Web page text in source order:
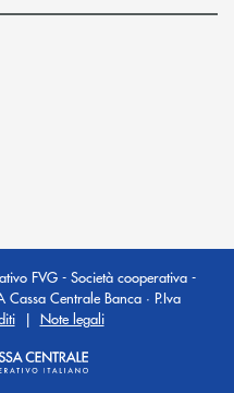
l’app di posta elettronica)
l’app di posta elettronica)
FVG - Società cooperativa -
Centrale Banca · P.Iva
| Note legali